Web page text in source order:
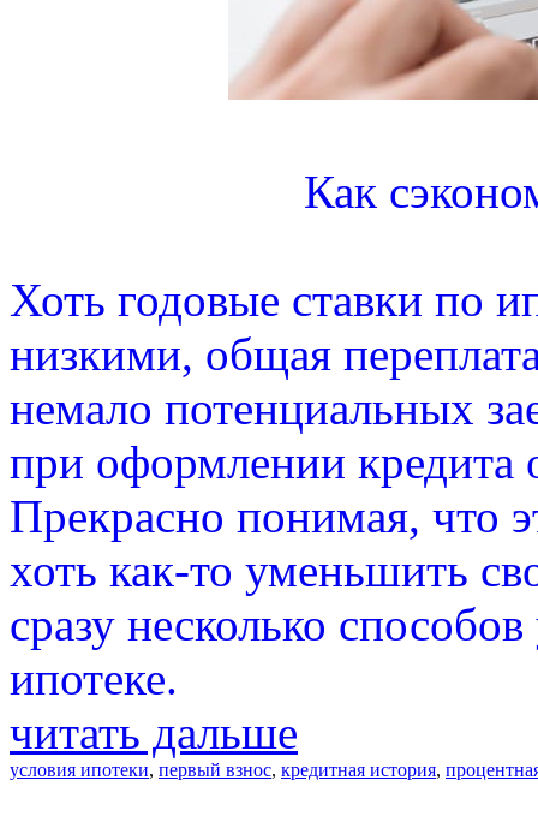
Как
Хоть годовые ставки по
низкими, общая
немало потенциальных
при оформлении кредита
Прекрасно понимая, что
хоть как-то уменьшить
сразу несколько
ипотеке.
читать дальше
условия ипотеки, первый взнос, кредитная история,